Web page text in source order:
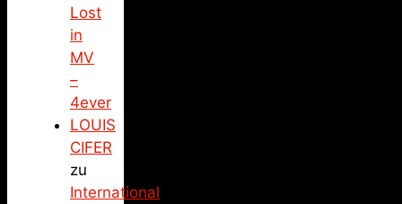
Lost
in
MV
–
4ever
LOUIS
CIFER
zu
International